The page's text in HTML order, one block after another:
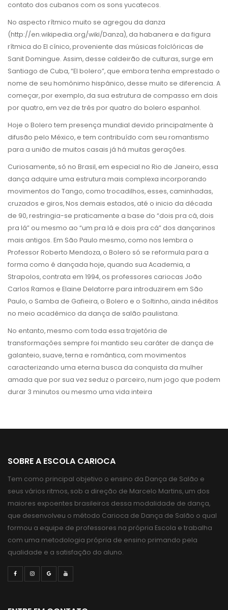
contato dos cubanos com os sons yucatecos.
No aspecto rítmico muito se agregou da danza
(http://en.wikipedia.org/wiki/Danza), da habanera e da figura
rítmica do El cínico, proveniente das músicas folclóricas de
Sanit Domingue. Assim, desse caldeirão de culturas, surge em
Santiago de Cuba, “El bolero”, que embora tenha emprestado o
nome de seu homônimo hispânico, desse muito se diferencia. A
começar, por exemplo, da sua estrutura de compasso em dois
por quatro, em vez de três por quatro do bolero espanhol.
Hoje o Bolero tem presença mundial devido principalmente à
difusão pelo México, e tem contribuído com seu romantismo
para a união de muitos casais já há muitas gerações.
Curiosamente, só no Brasil, em especial no Rio de Janeiro, essa
dança adquire uma estrutura mais complexa incorporando
movimentos do Tango, como trocadilhos, esses, caminhadas,
cruzados e giros, Nos demais estados, até o inicio da década
de 90, restringia-se praticamente a base do “dois pra cá, dois
pra lá” ou mesmo ao “um pra lá e dois pra cá” dos dançarinos
mais antigos. Em São Paulo mesmo, como nos lembra o
Professor Roberto Mendoza, o Bolero só se reformula para a
forma como é dançada hoje, quando sua Academia, a
Strapolos, contrata em 1994, os professores cariocas João
Carlos Ramos e Elaine Delatorre para introduzirem em São
Paulo, o Samba de Gafieira, o Bolero e o Soltinho, ainda inéditos
no meio acadêmico da dança de salão paulistana.
No entanto, mesmo com toda essa trajetória de
transformações sempre foi mantido seu caráter de dança de
galanteio, suave, terna e romântica, com movimentos
caracterizando uma eterna busca da conquista da mulher
amada que por sua vez seduz o parceiro, num jogo que podem
durar 3 minutos ou mesmo uma vida inteira
SOBRE A ESCOLA CARIOCA
Tem como principal objetivo o ensino da Dança de Salão e
seus vários ritmos, sob a direção de Marcelo Martins, um dos
maiores expoentes brasileiros dessa modalidade de dança,
que desenvolveu o método Carioca de Dança de Salão o qual
formou a equipe de professores na própria Escola e trabalha
com uma metodologia própria de ensino primando pela
qualidade e a satisfação do aluno.